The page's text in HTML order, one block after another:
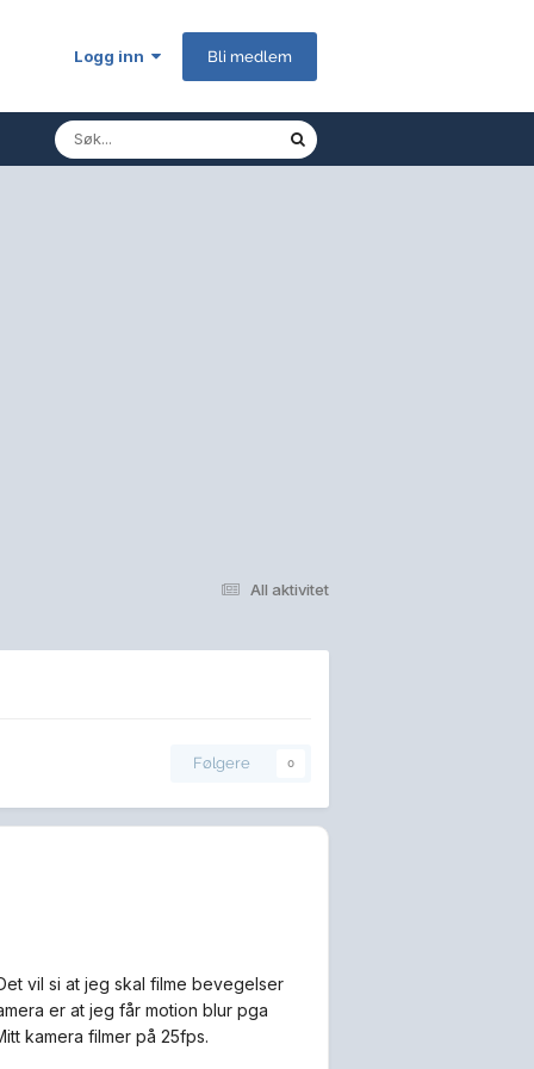
Logg inn Bli medlem
All aktivitet
Følgere 0
vil si at jeg skal filme bevegelser
er at jeg får motion blur pga
kamera filmer på 25fps.